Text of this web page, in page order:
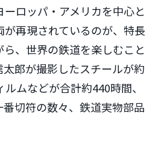
ロッパ・アメリカを中心と
が再現されているのが、特長
、世界の鉄道を楽しむこと
郎が撮影したスチールが約
ムなどが合計約440時間、
切符の数々、鉄道実物部品